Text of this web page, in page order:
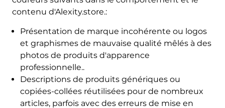
contenu d'Alexity.store.:
Présentation de marque incohérente ou logos
et graphismes de mauvaise qualité mêlés à des
photos de produits d'apparence
professionnelle..
Descriptions de produits génériques ou
copiées-collées réutilisées pour de nombreux
articles, parfois avec des erreurs de mise en